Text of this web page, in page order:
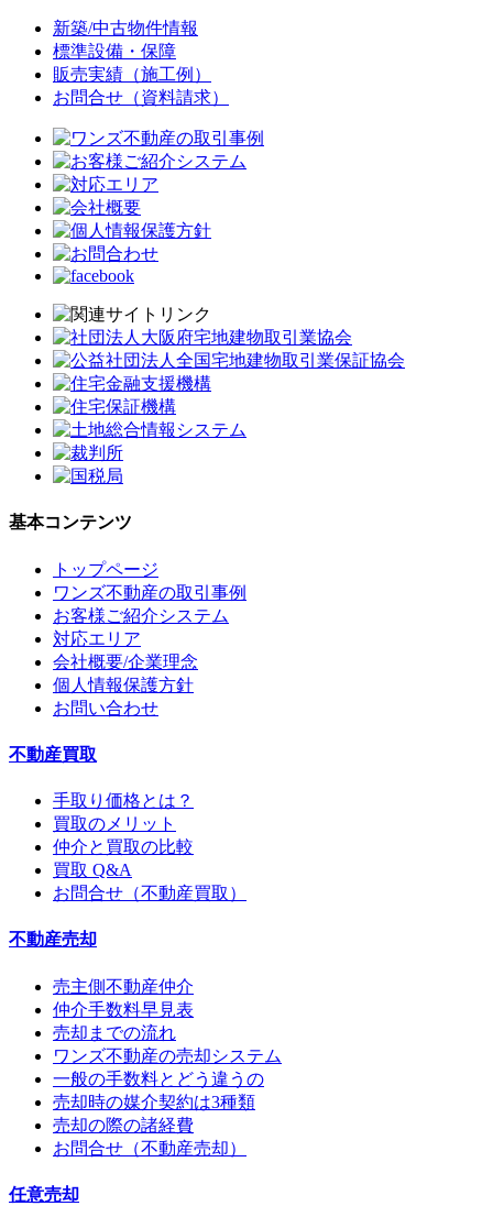
新築/中古物件情報
標準設備・保障
販売実績（施工例）
お問合せ（資料請求）
基本コンテンツ
トップページ
ワンズ不動産の取引事例
お客様ご紹介システム
対応エリア
会社概要/企業理念
個人情報保護方針
お問い合わせ
不動産買取
手取り価格とは？
買取のメリット
仲介と買取の比較
買取 Q&A
お問合せ（不動産買取）
不動産売却
売主側不動産仲介
仲介手数料早見表
売却までの流れ
ワンズ不動産の売却システム
一般の手数料とどう違うの
売却時の媒介契約は3種類
売却の際の諸経費
お問合せ（不動産売却）
任意売却